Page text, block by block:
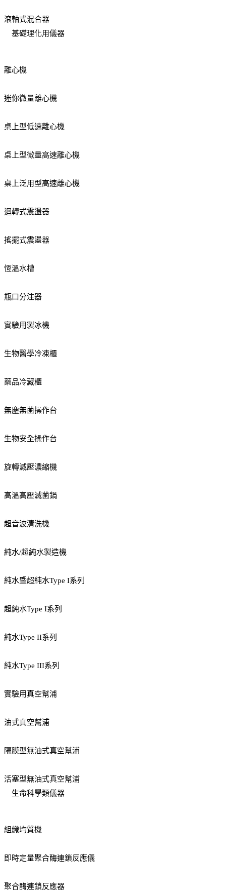
滾軸式混合器
基礎理化用儀器
離心機
迷你微量離心機
桌上型低速離心機
桌上型微量高速離心機
桌上泛用型高速離心機
迴轉式震盪器
搖擺式震盪器
恆溫水槽
瓶口分注器
實驗用製冰機
生物醫學冷凍櫃
藥品冷藏櫃
無塵無菌操作台
生物安全操作台
旋轉減壓濃縮機
高溫高壓滅菌鍋
超音波清洗機
純水/超純水製造機
純水暨超純水Type I系列
超純水Type I系列
純水Type II系列
純水Type III系列
實驗用真空幫浦
油式真空幫浦
隔膜型無油式真空幫浦
活塞型無油式真空幫浦
生命科學類儀器
組織均質機
即時定量聚合酶連鎖反應儀
聚合酶連鎖反應器